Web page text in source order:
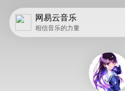
网易云音乐
相信音乐的力量